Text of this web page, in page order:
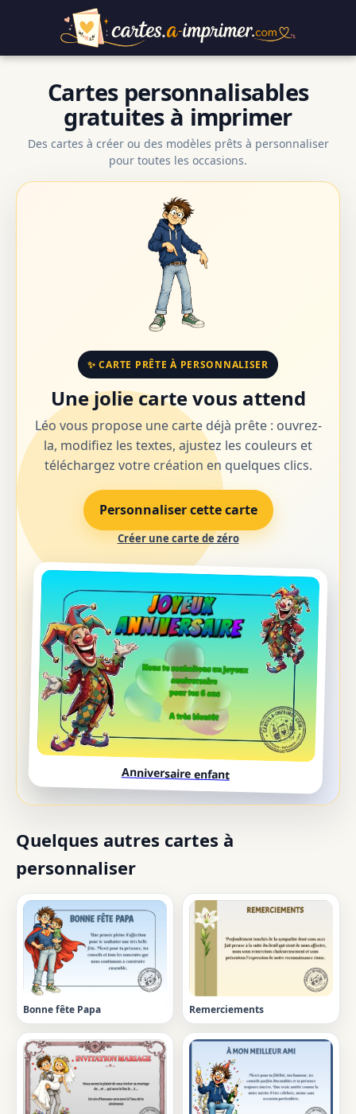
Cartes personnalisables
gratuites à imprimer
Des cartes à créer ou des modèles prêts à personnaliser
pour toutes les occasions.
✨ CARTE PRÊTE À PERSONNALISER
Une jolie carte vous attend
Léo vous propose une carte déjà prête : ouvrez-
la, modifiez les textes, ajustez les couleurs et
téléchargez votre création en quelques clics.
Personnaliser cette carte
Créer une carte de zéro
Anniversaire enfant
Quelques autres cartes à
personnaliser
Bonne fête Papa Remerciements